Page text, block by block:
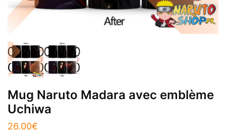
Mug Naruto Madara avec emblème
Uchiwa
26.00€